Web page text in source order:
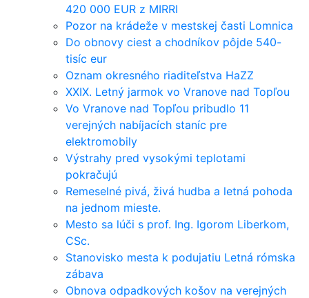
420 000 EUR z MIRRI
Pozor na krádeže v mestskej časti Lomnica
Do obnovy ciest a chodníkov pôjde 540-
tisíc eur
Oznam okresného riaditeľstva HaZZ
XXIX. Letný jarmok vo Vranove nad Topľou
Vo Vranove nad Topľou pribudlo 11
verejných nabíjacích staníc pre
elektromobily
Výstrahy pred vysokými teplotami
pokračujú
Remeselné pivá, živá hudba a letná pohoda
na jednom mieste.
Mesto sa lúči s prof. Ing. Igorom Liberkom,
CSc.
Stanovisko mesta k podujatiu Letná rómska
zábava
Obnova odpadkových košov na verejných